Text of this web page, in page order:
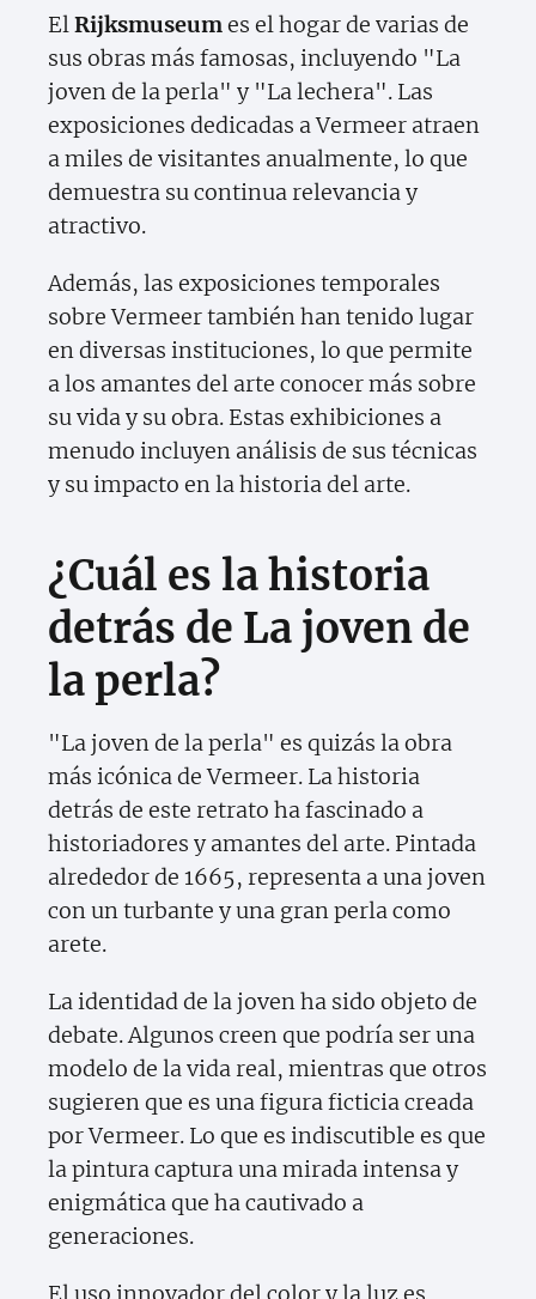
ElRijksmuseumes el hogar de varias de
sus obras más famosas, incluyendo "La
joven de la perla" y "La lechera". Las
exposiciones dedicadas a Vermeer atraen
a miles de visitantes anualmente, lo que
demuestra su continua relevancia y
atractivo.
Además, las exposiciones temporales
sobre Vermeer también han tenido lugar
en diversas instituciones, lo que permite
a los amantes del arte conocer más sobre
su vida y su obra. Estas exhibiciones a
menudo incluyen análisis de sus técnicas
y su impacto en la historia del arte.
¿Cuál es la historia
detrás de La joven de
la perla?
"La joven de la perla" es quizás la obra
más icónica de Vermeer. La historia
detrás de este retrato ha fascinado a
historiadores y amantes del arte. Pintada
alrededor de 1665, representa a una joven
con un turbante y una gran perla como
arete.
La identidad de la joven ha sido objeto de
debate. Algunos creen que podría ser una
modelo de la vida real, mientras que otros
sugieren que es una figura ficticia creada
por Vermeer. Lo que es indiscutible es que
la pintura captura una mirada intensa y
enigmática que ha cautivado a
generaciones.